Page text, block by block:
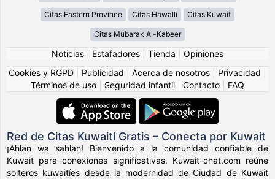
Citas Eastern Province Citas Hawalli Citas Kuwait
Citas Mubarak Al-Kabeer
Noticias Estafadores Tienda
Opiniones
Cookies y RGPD
Publicidad Acerca de nosotros Privacidad
Términos de uso
Seguridad infantil Contacto FAQ
Red de Citas Kuwaití Gratis – Conecta por Kuwait
¡Ahlan wa sahlan! Bienvenido a la comunidad confiable de
Kuwait para conexiones significativas. Kuwait-chat.com reúne
solteros kuwaitíes desde la modernidad de Ciudad de Kuwait